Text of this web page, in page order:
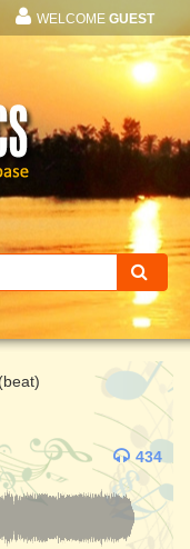
WELCOME GUEST
(beat)
434